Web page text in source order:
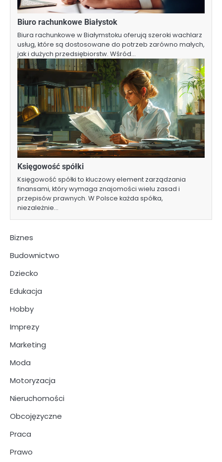
Biuro rachunkowe Białystok
Biura rachunkowe w Białymstoku oferują szeroki wachlarz
usług, które są dostosowane do potrzeb zarówno małych,
jak i dużych przedsiębiorstw. Wśród…
Księgowość spółki
Księgowość spółki to kluczowy element zarządzania
finansami, który wymaga znajomości wielu zasad i
przepisów prawnych. W Polsce każda spółka,
niezależnie…
Biznes
Budownictwo
Dziecko
Edukacja
Hobby
Imprezy
Marketing
Moda
Motoryzacja
Nieruchomości
Obcojęzyczne
Praca
Prawo